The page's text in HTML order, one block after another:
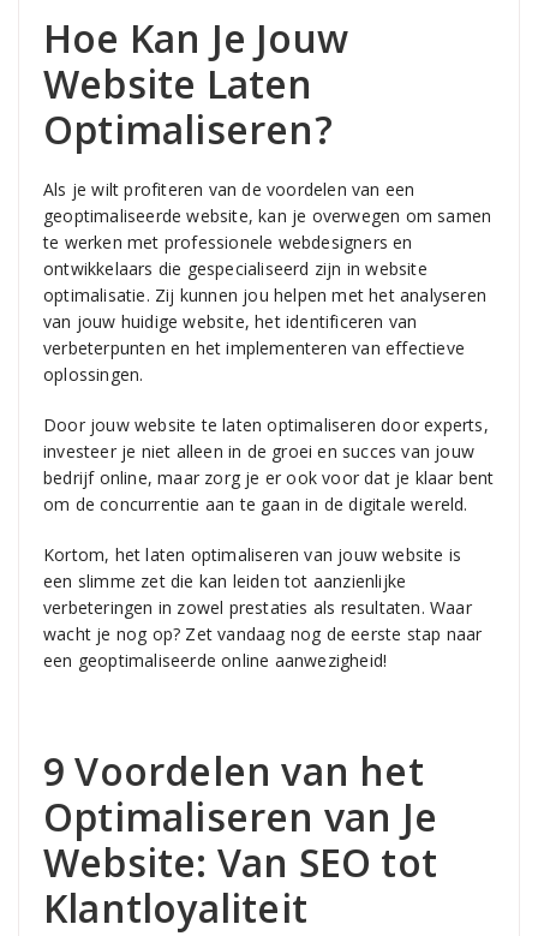
Hoe Kan Je Jouw
Website Laten
Optimaliseren?
Als je wilt profiteren van de voordelen van een
geoptimaliseerde website, kan je overwegen om samen
te werken met professionele webdesigners en
ontwikkelaars die gespecialiseerd zijn in website
optimalisatie. Zij kunnen jou helpen met het analyseren
van jouw huidige website, het identificeren van
verbeterpunten en het implementeren van effectieve
oplossingen.
Door jouw website te laten optimaliseren door experts,
investeer je niet alleen in de groei en succes van jouw
bedrijf online, maar zorg je er ook voor dat je klaar bent
om de concurrentie aan te gaan in de digitale wereld.
Kortom, het laten optimaliseren van jouw website is
een slimme zet die kan leiden tot aanzienlijke
verbeteringen in zowel prestaties als resultaten. Waar
wacht je nog op? Zet vandaag nog de eerste stap naar
een geoptimaliseerde online aanwezigheid!
9 Voordelen van het
Optimaliseren van Je
Website: Van SEO tot
Klantloyaliteit